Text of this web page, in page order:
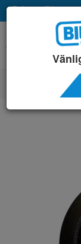
Privat Företag
ELPRODUKTER